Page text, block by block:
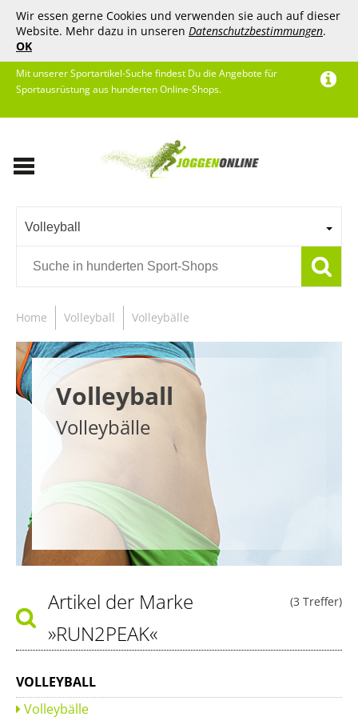
Wir essen gerne Cookies und verwenden sie auch auf dieser
Website. Mehr dazu in unseren Datenschutzbestimmungen.
OK
Mit unserer Sportartikel-Suche findest Du die Angebote für
Sportausrüstung aus hunderten Online-Shops.
Volleyball
Home Volleyball Volleybälle
Volleyball
Volleybälle
(3 Treffer)
Artikel der Marke
»RUN2PEAK«
VOLLEYBALL
Volleybälle